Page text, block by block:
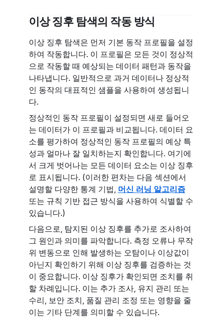
이상 징후 탐색의 작동 방식
이상 징후 탐색은 먼저 기본 동작 프로필을 설정
하여 작동합니다. 이 프로필은 모든 것이 정상적
으로 작동할 때 예상되는 데이터 패턴과 동작을
나타냅니다. 일반적으로 과거 데이터나 정상적
인 동작의 대표적인 샘플을 사용하여 생성됩니
다.
정상적인 동작 프로필이 설정되면 새로 들어오
는 데이터가 이 프로필과 비교됩니다. 데이터 요
소를 평가하여 정상적인 동작 프로필의 예상 특
성과 얼마나 잘 일치하는지 확인합니다. 여기에
서 크게 벗어나는 모든 데이터 요소는 이상 징후
로 표시됩니다. (이러한 편차는 다음 섹션에서
설명할 다양한 통계 기법, 머신 러닝 알고리즘
또는 규칙 기반 접근 방식을 사용하여 식별할 수
있습니다.)
다음으로, 탐지된 이상 징후를 추가로 조사하여
그 원인과 의미를 파악합니다. 측정 오류나 무작
위 변동으로 인해 발생하는 오탐이나 이상값이
아닌지 확인하기 위해 이상 징후를 검증하는 것
이 중요합니다. 이상 징후가 확인되면 조치를 취
할 차례입니다. 이는 추가 조사, 유지 관리 또는
수리, 보안 조치, 품질 관리 조정 또는 영향을 줄
이는 기타 단계를 의미할 수 있습니다.